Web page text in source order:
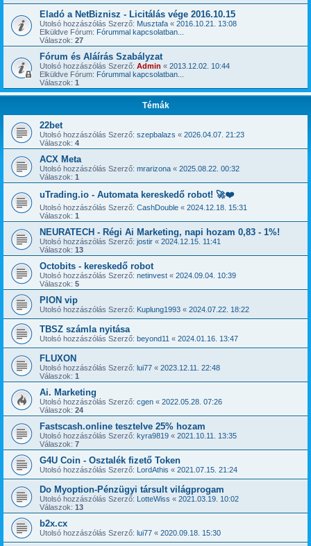
Eladó a NetBiznisz - Licitálás vége 2016.10.15
Utolsó hozzászólás Szerző: Musztafa « 2016.10.21. 13:08
Elküldve Fórum: Fórummal kapcsolatban...
Válaszok: 27
Fórum és Aláírás Szabályzat
Utolsó hozzászólás Szerző: Admin « 2013.12.02. 10:44
Elküldve Fórum: Fórummal kapcsolatban...
Válaszok: 1
Témák
22bet
Utolsó hozzászólás Szerző: szepbalazs « 2026.04.07. 21:23
Válaszok: 4
ACX Meta
Utolsó hozzászólás Szerző: mrarizona « 2025.08.22. 00:32
Válaszok: 1
uTrading.io - Automata kereskedő robot! 🚀❤️
Utolsó hozzászólás Szerző: CashDouble « 2024.12.18. 15:31
Válaszok: 1
NEURATECH - Régi Ai Marketing, napi hozam 0,83 - 1%!
Utolsó hozzászólás Szerző: jostir « 2024.12.15. 11:41
Válaszok: 13
Octobits - kereskedő robot
Utolsó hozzászólás Szerző: netinvest « 2024.09.04. 10:39
Válaszok: 5
PION vip
Utolsó hozzászólás Szerző: Kuplung1993 « 2024.07.22. 18:22
TBSZ számla nyitása
Utolsó hozzászólás Szerző: beyond11 « 2024.01.16. 13:47
FLUXON
Utolsó hozzászólás Szerző: lui77 « 2023.12.11. 22:48
Válaszok: 1
Ai. Marketing
Utolsó hozzászólás Szerző: cgen « 2022.05.28. 07:26
Válaszok: 24
Fastscash.online tesztelve 25% hozam
Utolsó hozzászólás Szerző: kyra9819 « 2021.10.11. 13:35
Válaszok: 7
G4U Coin - Osztalék fizető Token
Utolsó hozzászólás Szerző: LordAthis « 2021.07.15. 21:24
Do Myoption-Pénzügyi társult világprogam
Utolsó hozzászólás Szerző: LotteWiss « 2021.03.19. 10:02
Válaszok: 13
b2x.cx
Utolsó hozzászólás Szerző: lui77 « 2020.09.18. 15:30